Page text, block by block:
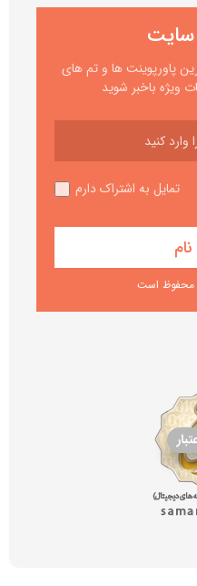
سایت
پاورپوینت ها و تم های
ویژه باخبر شوید
تمایل به اشتراک دارم
محفوظ است